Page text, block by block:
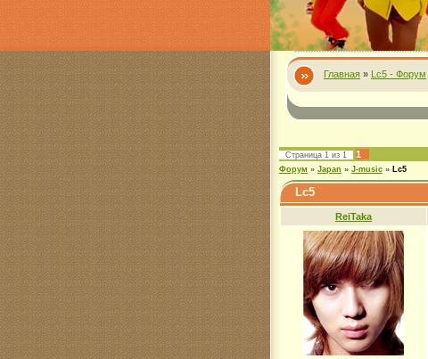
Главная » Lc5 - Форум
Страница 1 из 1 1
Форум » Japan » J-music » Lc5
Lc5
ReiTaka